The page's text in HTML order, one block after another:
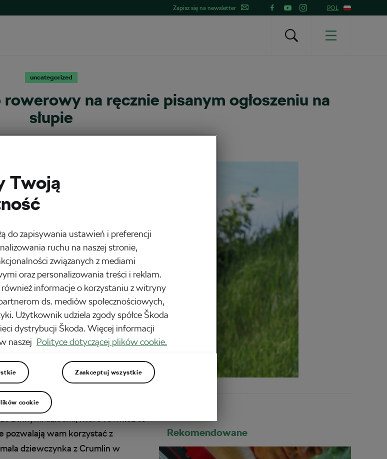
Zapisz się na newsletter POL
uncategorized
rowerowy na ręcznie pisanym ogłoszeniu na
słupie
Blazkova 26 czerwca, 2017o6:24 am
z innymi dziećmi, które również to
pozwalają wam korzystać z
dziewczynka z Crumlin w
Rekomendowane
Twoją
do zapisywania ustawień i preferencji
ruchu na naszej stronie,
związanych z mediami
oraz personalizowania treści i reklam.
informacje o korzystaniu z witryny
ds. mediów społecznościowych,
Użytkownik udziela zgody spółce Škoda
dystrybucji Škoda. Więcej informacji
naszej Polityce dotyczącej plików cookie.
Zaakceptuj wszystkie
cookie